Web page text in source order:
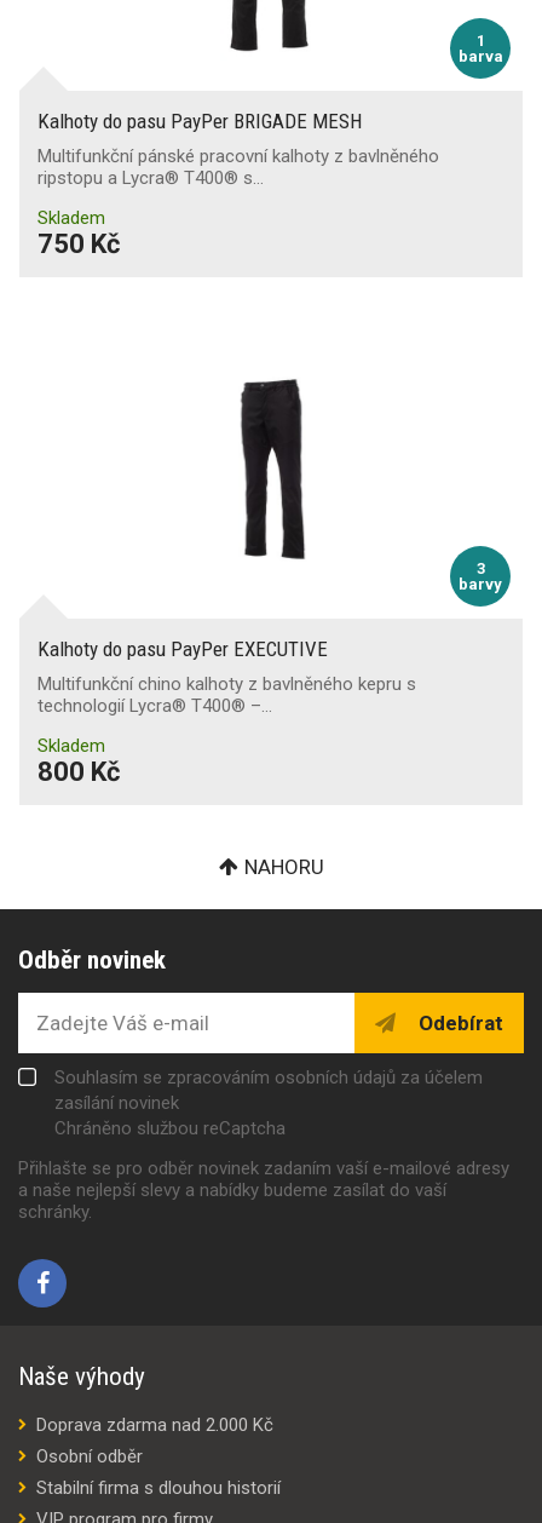
1
barva
Kalhoty do pasu PayPer BRIGADE MESH
Multifunkční pánské pracovní kalhoty z bavlněného
ripstopu a Lycra® T400® s…
Skladem
750 Kč
3
barvy
Kalhoty do pasu PayPer EXECUTIVE
Multifunkční chino kalhoty z bavlněného kepru s
technologií Lycra® T400® –…
Skladem
800 Kč
NAHORU
Odběr novinek
Odebírat
Souhlasím se zpracováním osobních údajů za účelem
zasílání novinek
Chráněno službou reCaptcha
Přihlašte se pro odběr novinek zadaním vaší e-mailové adresy
a naše nejlepší slevy a nabídky budeme zasílat do vaší
schránky.
Naše výhody
Doprava zdarma nad 2.000 Kč
Osobní odběr
Stabilní firma s dlouhou historií